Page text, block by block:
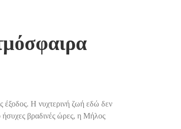
έξοδος. Η νυχτερινή ζωή εδώ δεν
ήσυχες βραδινές ώρες, η Μήλος